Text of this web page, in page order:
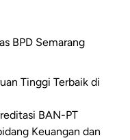
BPD Semarang
Tinggi Terbaik di
BAN-PT
Keuangan dan